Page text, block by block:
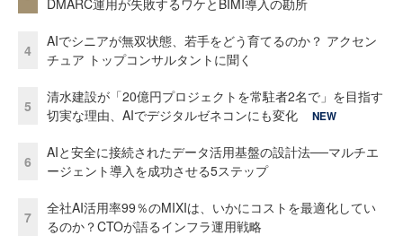
DMARC運用が失敗するワケとBIMI導入の勘所
4
AIでシニアが無双状態、若手をどう育てるのか？ アクセン
チュア トップコンサルタントに聞く
5
清水建設が「20億円プロジェクトを常駐者2名で」を目指す
切実な理由、AIでデジタルゼネコンにも変化
NEW
6
AIと安全に接続されたデータ活用基盤の設計法──マルチエ
ージェント導入を成功させる5ステップ
7
全社AI活用率99％のMIXIは、いかにコストを最適化してい
るのか？CTOが語るインフラ運用戦略